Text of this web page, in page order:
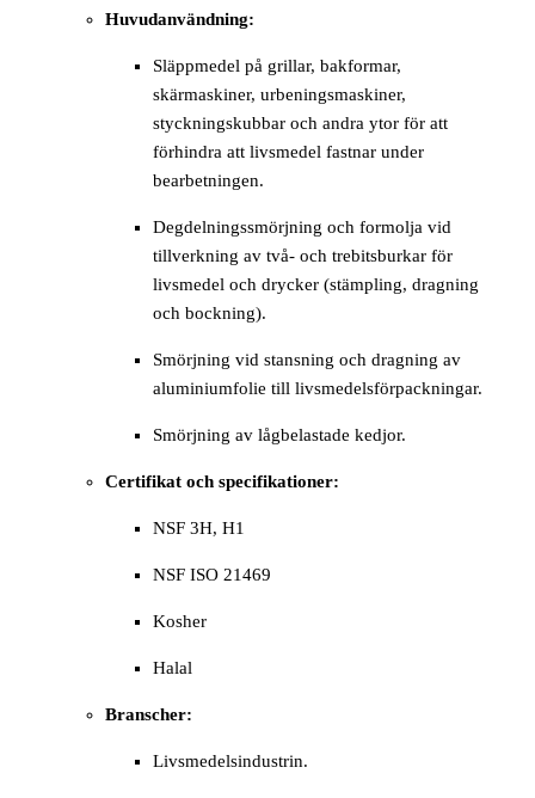
Huvudanvändning:
Släppmedel på grillar, bakformar,
skärmaskiner, urbeningsmaskiner,
styckningskubbar och andra ytor för att
förhindra att livsmedel fastnar under
bearbetningen.
Degdelningssmörjning och formolja vid
tillverkning av två- och trebitsburkar för
livsmedel och drycker (stämpling, dragning
och bockning).
Smörjning vid stansning och dragning av
aluminiumfolie till livsmedelsförpackningar.
Smörjning av lågbelastade kedjor.
Certifikat och specifikationer:
NSF 3H, H1
NSF ISO 21469
Kosher
Halal
Branscher:
Livsmedelsindustrin.